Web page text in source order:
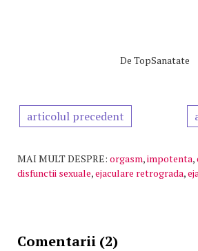
De TopSanatate
articolul precedent
MAI MULT DESPRE: orgasm,impotenta,
disfunctii sexuale,ejaculare retrograda,
Comentarii (2)